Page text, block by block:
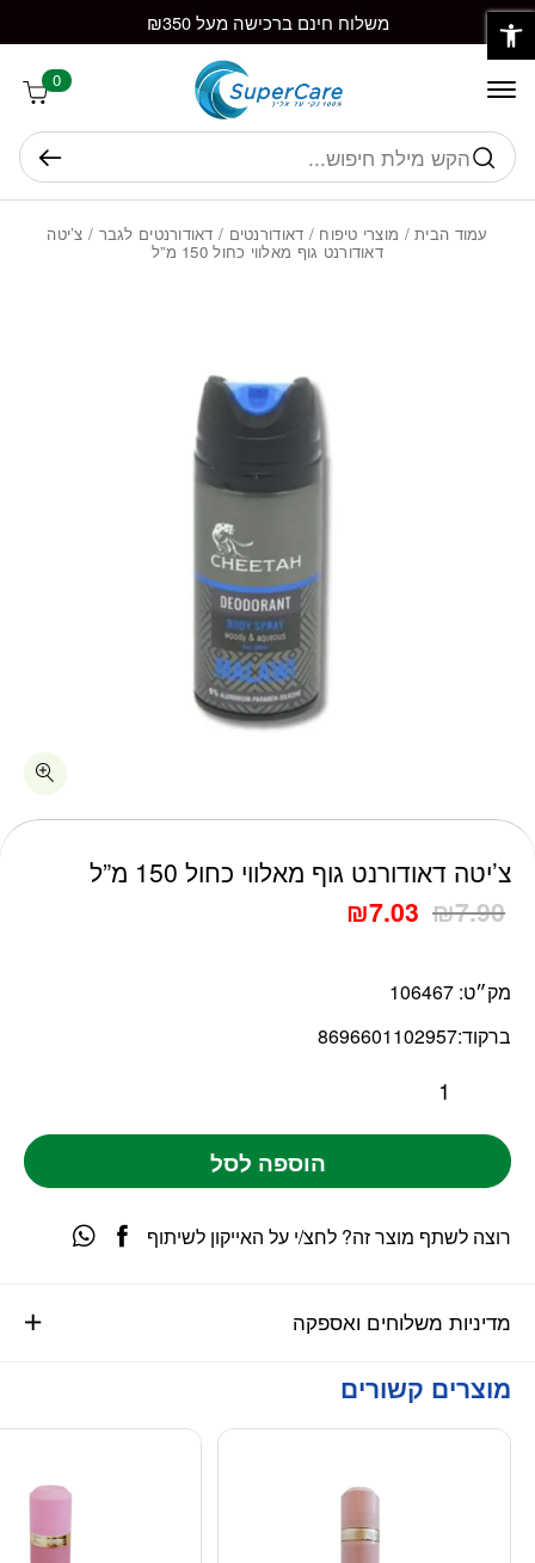
Skip to Content משלוח חינם ברכישה מעל ₪350
0
חיפוש
עמוד הבית/ מוצרי טיפוח / דאודורנטים / דאודורנטים לגבר / צ’יטה
דאודורנט גוף מאלווי כחול 150 מ”ל
צ’יטה דאודורנט גוף מאלווי כחול 150 מ”ל
₪7.90
₪7.03
מק״ט: 106467
ברקוד:8696601102957
כמות צ'יטה דאודורנט גוף מאלווי כחול 150 מ"ל
הוספה לסל
מדיניות משלוחים ואספקה
רוצה לשתף מוצר זה? לחצ/י על האייקון לשיתוף
מוצרים קשורים
בחזרה למעלה
פתח סרגל נגישות